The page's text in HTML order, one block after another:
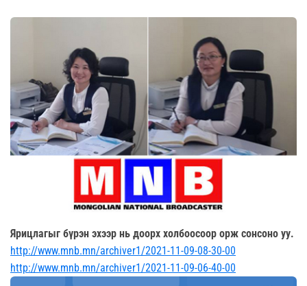
Ярицлагыг бүрэн эхээр нь доорх холбоосоор орж сонсоно уу.
http://www.mnb.mn/archiver1/2021-11-09-08-30-00
http://www.mnb.mn/archiver1/2021-11-09-06-40-00